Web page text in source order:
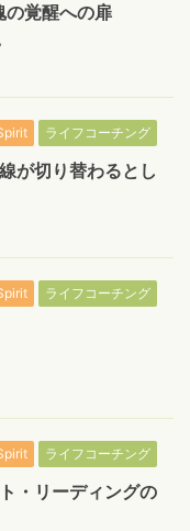
の覚醒への扉
ライフコーチング
が切り替わるとし
ライフコーチング
ライフコーチング
・リーディングの